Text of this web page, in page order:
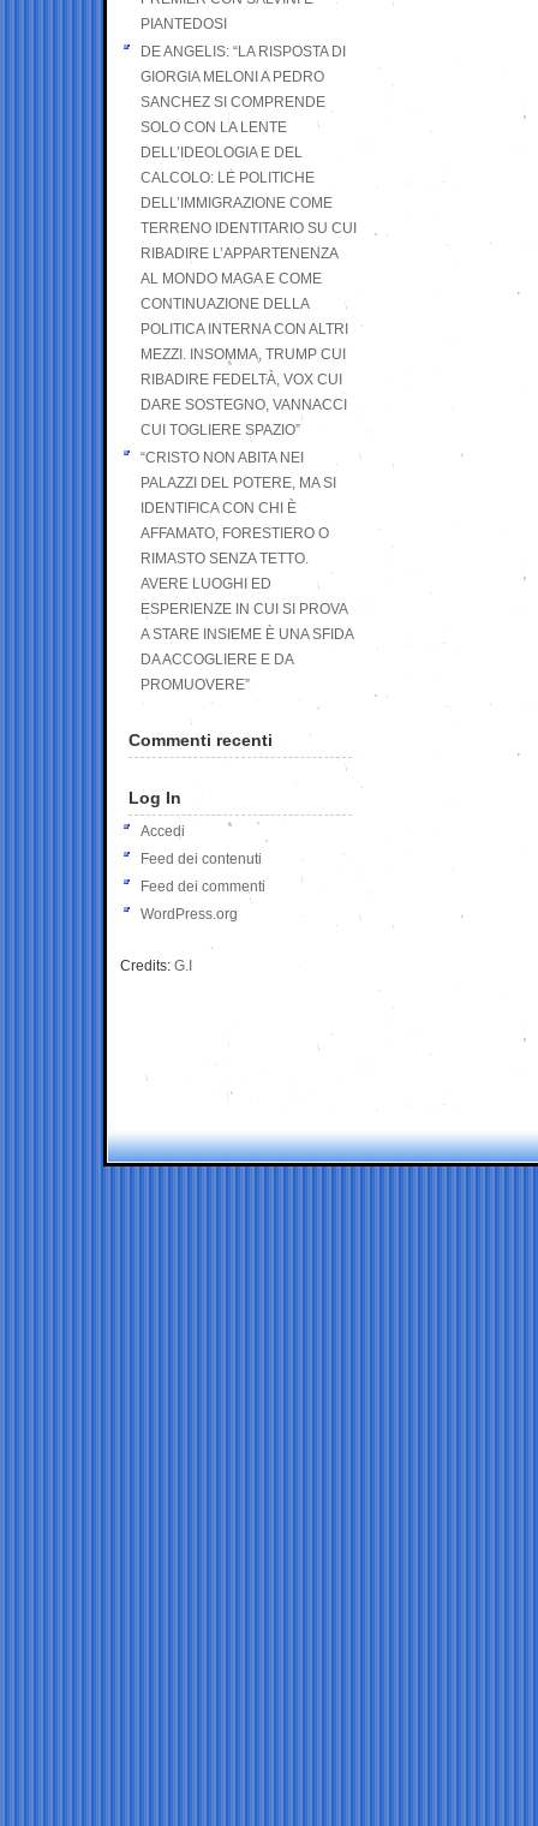
PIANTEDOSI
DE ANGELIS: “LA RISPOSTA DI
GIORGIA MELONI A PEDRO
SANCHEZ SI COMPRENDE
SOLO CON LA LENTE
DELL’IDEOLOGIA E DEL
CALCOLO: LE POLITICHE
DELL’IMMIGRAZIONE COME
TERRENO IDENTITARIO SU CUI
RIBADIRE L’APPARTENENZA
AL MONDO MAGA E COME
CONTINUAZIONE DELLA
POLITICA INTERNA CON ALTRI
MEZZI. INSOMMA, TRUMP CUI
RIBADIRE FEDELTÀ, VOX CUI
DARE SOSTEGNO, VANNACCI
CUI TOGLIERE SPAZIO”
“CRISTO NON ABITA NEI
PALAZZI DEL POTERE, MA SI
IDENTIFICA CON CHI È
AFFAMATO, FORESTIERO O
RIMASTO SENZA TETTO.
AVERE LUOGHI ED
ESPERIENZE IN CUI SI PROVA
A STARE INSIEME È UNA SFIDA
DA ACCOGLIERE E DA
PROMUOVERE”
Commenti recenti
Log In
Accedi
Feed dei contenuti
Feed dei commenti
WordPress.org
Credits: G.I